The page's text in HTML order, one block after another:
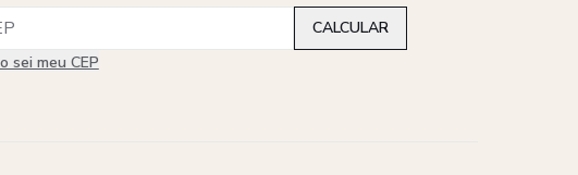
sei meu CEP